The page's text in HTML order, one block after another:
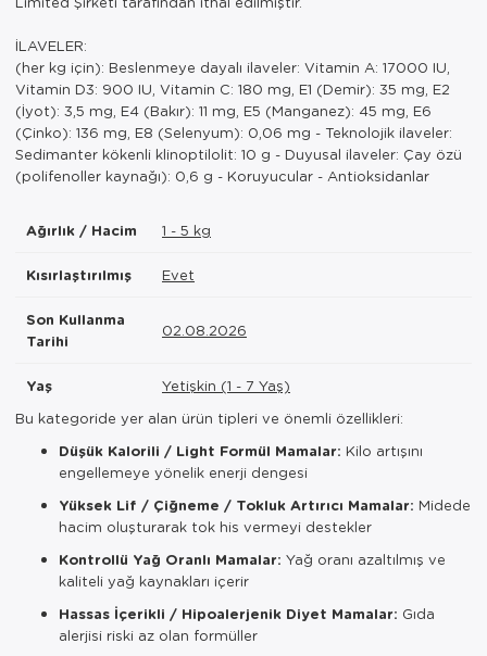
İLAVELER:
(her kg için): Beslenmeye dayalı ilaveler: Vitamin A: 17000 IU,
Vitamin D3: 900 IU, Vitamin C: 180 mg, E1 (Demir): 35 mg, E2
(İyot): 3,5 mg, E4 (Bakır): 11 mg, E5 (Manganez): 45 mg, E6
(Çinko): 136 mg, E8 (Selenyum): 0,06 mg - Teknolojik ilaveler:
Sedimanter kökenli klinoptilolit: 10 g - Duyusal ilaveler: Çay özü
(polifenoller kaynağı): 0,6 g - Koruyucular - Antioksidanlar
Ağırlık / Hacim 1 - 5 kg
Kısırlaştırılmış Evet
Son Kullanma
Tarihi
02.08.2026
Yaş
Yetişkin (1 - 7 Yaş)
Bu kategoride yer alan ürün tipleri ve önemli özellikleri:
Düşük Kalorili / Light Formül Mamalar: Kilo artışını
engellemeye yönelik enerji dengesi
Yüksek Lif / Çiğneme / Tokluk Artırıcı Mamalar: Midede
hacim oluşturarak tok his vermeyi destekler
Kontrollü Yağ Oranlı Mamalar: Yağ oranı azaltılmış ve
kaliteli yağ kaynakları içerir
Hassas İçerikli / Hipoalerjenik Diyet Mamalar: Gıda
alerjisi riski az olan formüller